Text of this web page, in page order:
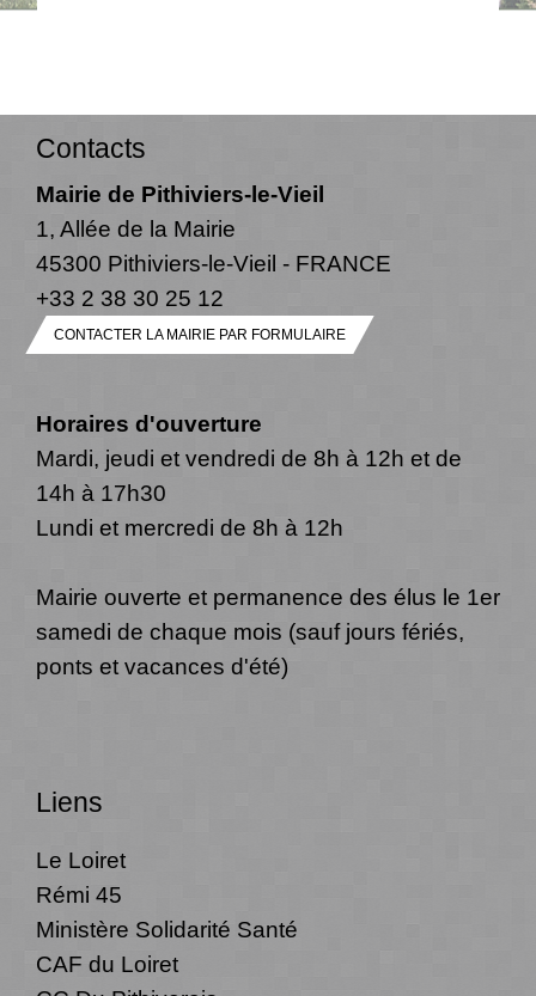
Contacts
Mairie de Pithiviers-le-Vieil
1, Allée de la Mairie
45300 Pithiviers-le-Vieil - FRANCE
+33 2 38 30 25 12
CONTACTER LA MAIRIE PAR FORMULAIRE
Horaires d'ouverture
Mardi, jeudi et vendredi de 8h à 12h et de
14h à 17h30
Lundi et mercredi de 8h à 12h
Mairie ouverte et permanence des élus le 1er
samedi de chaque mois (sauf jours fériés,
ponts et vacances d'été)
Liens
Le Loiret
Rémi 45
Ministère Solidarité Santé
CAF du Loiret